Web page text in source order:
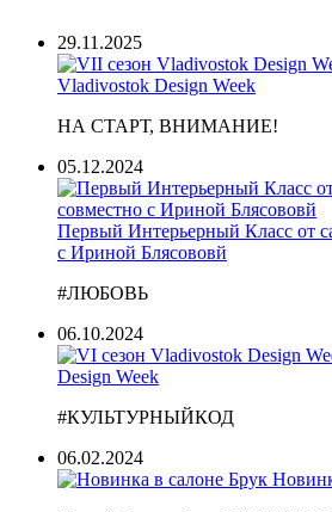
29.11.2025
Vladivostok Design Week
НА СТАРТ, ВНИМАНИЕ!
05.12.2024
Первый Интерьерный Класс от
с Ириной Блясововй
#ЛЮБОВЬ
06.10.2024
Design Week
#КУЛЬТУРНЫЙКОД
06.02.2024